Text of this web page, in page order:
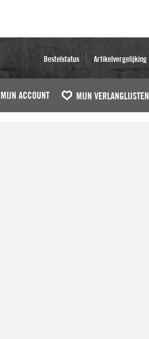
Bestelstatus Artikelvergelijking
MIJN ACCOUNT MIJN VERLANGLIJSTEN